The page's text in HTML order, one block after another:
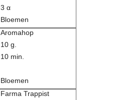
3 α
Bloemen
Aromahop
10 g.
10 min.
Bloemen
Farma Trappist